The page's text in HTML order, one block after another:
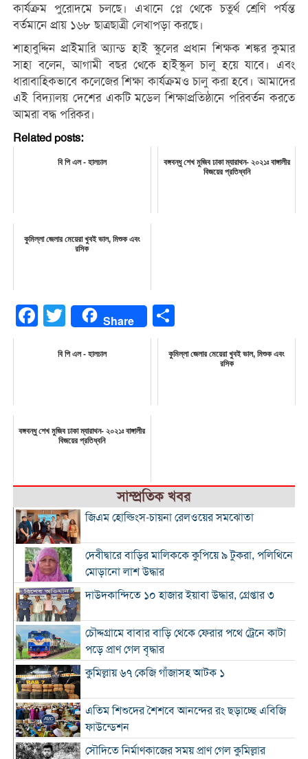
কার্যক্রম পুরোদমে চলছে। এখানে প্লে থেকে চতুর্থ শ্রেণি পর্যন্ত
বর্তমানে প্রায় ১৬৮ ছাত্রছাত্রী লেখাপড়া করছে।
শাহাবুদ্দিন প্রাইমারি অ্যান্ড হাই স্কুলের প্রধান শিক্ষক শঙ্কর কুমার
সাহা বলেন, আগামী বছর থেকে হাইস্কুল চালু হয়ে যাবে। এবং
ধারাবাহিকভাবে কলেজের শিক্ষা কার্যক্রমও চালু করা হবে। আমাদের
এই বিদ্যালয় দেশের একটি মডেল শিক্ষাপ্রতিষ্ঠানে পরিবর্তন করতে
আমরা বদ্ধ পরিকর।
Related posts:
বি পি এল - হালচাল
বঙ্গবন্ধু শেখ মুজিব ঢাকা ম্যারাথন- ২০২১ঃ বাঙ্গালীর
বিজয়ের প্রতিধ্বনি
কুমিল্লা জেলার মেয়েরা খুবই ভাল, মিশুক এবং
রসিক
Facebook
Twitter Share
বি পি এল - হালচাল
কুমিল্লা জেলার মেয়েরা খুবই ভাল, মিশুক এবং
রসিক
বঙ্গবন্ধু শেখ মুজিব ঢাকা ম্যারাথন- ২০২১ঃ বাঙ্গালীর
বিজয়ের প্রতিধ্বনি
সাম্প্রতিক খবর
জিএম হোল্ডিংস-চায়না রেলওয়ের সমঝোতা
দেবীদ্বারে বাড়ির মালিককে কুপিয়ে ৯ টুকরা, পলিথিনে
মোড়ানো লাশ উদ্ধার
দাউদকান্দিতে ১০ হাজার ইয়াবা উদ্ধার, গ্রেপ্তার ৩
চৌদ্দগ্রামে বাবার বাড়ি থেকে ফেরার পথে ট্রেনে কাটা
পড়ে প্রাণ গেল বৃদ্ধার
কুমিল্লায় ৬৭ কেজি গাঁজাসহ আটক ১
এতিম শিশুদের শৈশবে আনন্দের রং ছড়াচ্ছে এবিজি
ফাউন্ডেশন
সৌদিতে নির্মাণকাজের সময় প্রাণ গেল কুমিল্লার